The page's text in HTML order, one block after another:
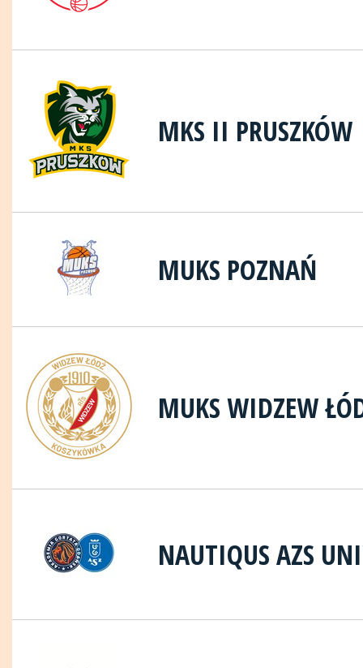
MKS II PRUSZKÓW
MUKS POZNAŃ
MUKS WIDZEW
NAUTIQUS AZS